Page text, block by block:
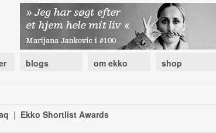
blogs om ekko shop
| Ekko Shortlist Awards